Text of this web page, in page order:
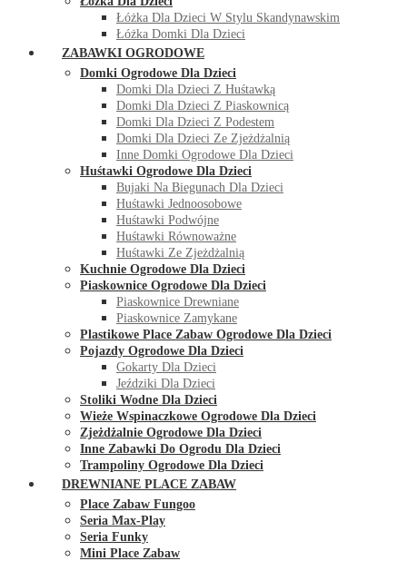
Łóżka Dla Dzieci W Stylu Skandynawskim
Łóżka Domki Dla Dzieci
ZABAWKI OGRODOWE
Domki Ogrodowe Dla Dzieci
Domki Dla Dzieci Z Huśtawką
Domki Dla Dzieci Z Piaskownicą
Domki Dla Dzieci Z Podestem
Domki Dla Dzieci Ze Zjeżdżalnią
Inne Domki Ogrodowe Dla Dzieci
Huśtawki Ogrodowe Dla Dzieci
Bujaki Na Biegunach Dla Dzieci
Huśtawki Jednoosobowe
Huśtawki Podwójne
Huśtawki Równoważne
Huśtawki Ze Zjeżdżalnią
Kuchnie Ogrodowe Dla Dzieci
Piaskownice Ogrodowe Dla Dzieci
Piaskownice Drewniane
Piaskownice Zamykane
Plastikowe Place Zabaw Ogrodowe Dla Dzieci
Pojazdy Ogrodowe Dla Dzieci
Gokarty Dla Dzieci
Jeździki Dla Dzieci
Stoliki Wodne Dla Dzieci
Wieże Wspinaczkowe Ogrodowe Dla Dzieci
Zjeżdżalnie Ogrodowe Dla Dzieci
Inne Zabawki Do Ogrodu Dla Dzieci
Trampoliny Ogrodowe Dla Dzieci
DREWNIANE PLACE ZABAW
Place Zabaw Fungoo
Seria Max-Play
Seria Funky
Mini Place Zabaw